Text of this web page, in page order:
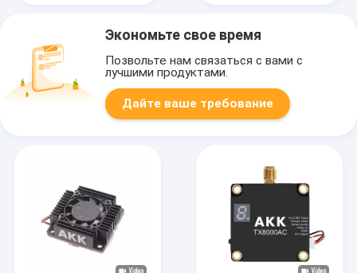
Экономьте свое время
Позвольте нам связаться с вами с
лучшими продуктами.
Дайте ваше требование